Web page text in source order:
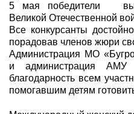
5 мая победители
Великой Отечественной
Все конкурсанты
порадовав членов жюри
Администрация МО
и администрация
благодарность всем
помогавшим детям